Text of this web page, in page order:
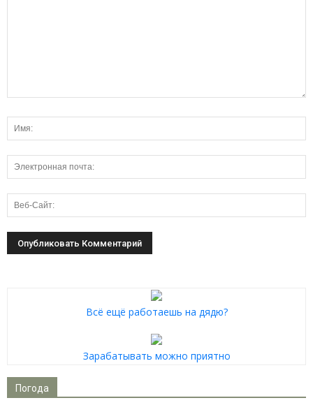
Всё ещё работаешь на дядю?
Зарабатывать можно приятно
Погода